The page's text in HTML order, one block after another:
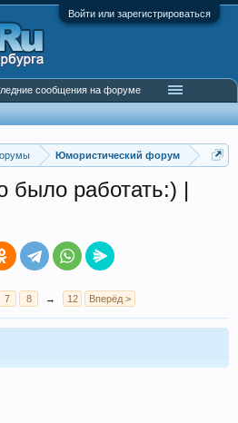
Войти или зарегистрироваться
Юмористический форум
было работать:) |
7 8 → 12 Вперёд >
сообщения на форуме